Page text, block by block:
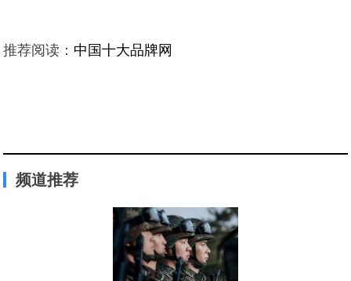
推荐阅读： 中国十大品牌网
频道推荐